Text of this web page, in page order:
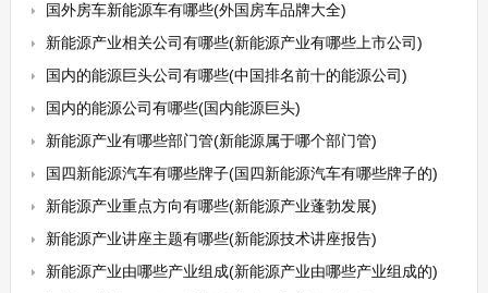
国外房车新能源车有哪些(外国房车品牌大全)
新能源产业相关公司有哪些(新能源产业有哪些上市公司)
国内的能源巨头公司有哪些(中国排名前十的能源公司)
国内的能源公司有哪些(国内能源巨头)
新能源产业有哪些部门管(新能源属于哪个部门管)
国四新能源汽车有哪些牌子(国四新能源汽车有哪些牌子的)
新能源产业重点方向有哪些(新能源产业蓬勃发展)
新能源产业讲座主题有哪些(新能源技术讲座报告)
新能源产业由哪些产业组成(新能源产业由哪些产业组成的)